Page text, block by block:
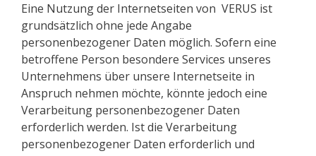
Eine Nutzung der Internetseiten von VERUS ist
grundsätzlich ohne jede Angabe
personenbezogener Daten möglich. Sofern eine
betroffene Person besondere Services unseres
Unternehmens über unsere Internetseite in
Anspruch nehmen möchte, könnte jedoch eine
Verarbeitung personenbezogener Daten
erforderlich werden. Ist die Verarbeitung
personenbezogener Daten erforderlich und